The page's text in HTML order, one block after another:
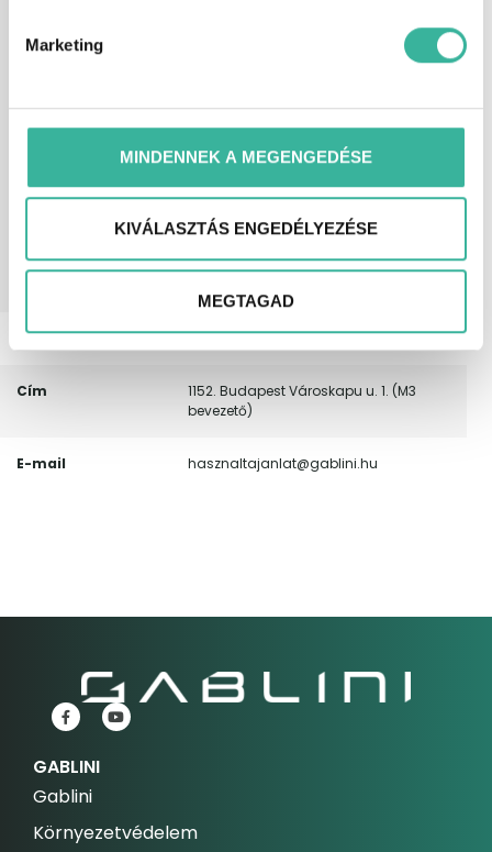
Marketing
MINDENNEK A MEGENGEDÉSE
KIVÁLASZTÁS ENGEDÉLYEZÉSE
MEGTAGAD
kormánykerék, oldallégzsák, rádió,
sebességfüggő szervokormány, start-
színezett üveg, tempomat,
tolatókamera, tolatóradar, USB
csatlakozó, utasoldali légzsák,
ülésmagasság állítás, vezetőoldali
légzsák, visszagurulás-gátló,
autóbeszámítás lehetséges, első
forgalomba helyezés
rendszeresen karbantartott, 20%-tól
Telefonszám (+36) 30/9198665
Cím
1152. Budapest Városkapu u. 1. (M3
bevezető)
E-mail hasznaltajanlat@gablini.hu
GABLINI
Gablini
Környezetvédelem